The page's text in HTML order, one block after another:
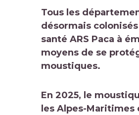
Tous les
désormais
santé ARS Paca à
moyens de se
moustiques.
En 2025, le
les Alpes-